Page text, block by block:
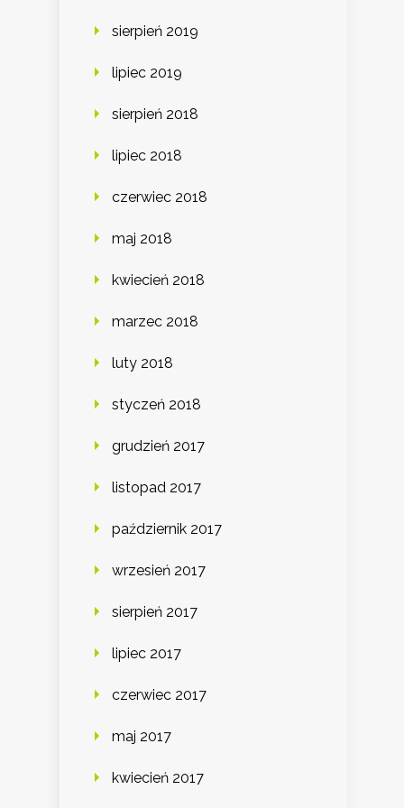
sierpień 2019
lipiec 2019
sierpień 2018
lipiec 2018
czerwiec 2018
maj 2018
kwiecień 2018
marzec 2018
luty 2018
styczeń 2018
grudzień 2017
listopad 2017
październik 2017
wrzesień 2017
sierpień 2017
lipiec 2017
czerwiec 2017
maj 2017
kwiecień 2017